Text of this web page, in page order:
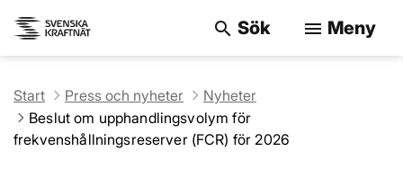
search Sök menu Meny
Start Press och nyheter
Nyheter
Beslut om upphandlingsvolym för
frekvenshållningsreserver (FCR) för 2026